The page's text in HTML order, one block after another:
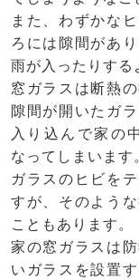
また、わずかな
ろには隙間があ
雨が入ったりする
窓ガラスは断熱
隙間が開いたガ
入り込んで家の
なってしまいます
ガラスのヒビを
すが、そのよう
こともあります。
家の窓ガラスは
いガラスを設置